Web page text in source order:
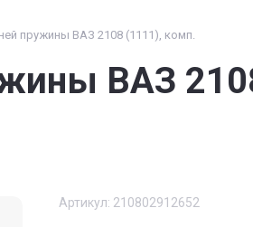
пружины ВАЗ 2108 (1111), комп.
ВАЗ
Артикул: 210802912652